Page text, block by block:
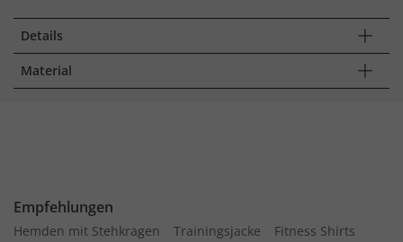
Details
Material
Empfehlungen
Hemden mit Stehkragen Trainingsjacke
Fitness Shirts